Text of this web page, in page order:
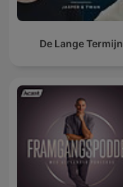
De Lange Termijn